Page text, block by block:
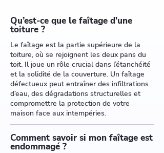
Qu’est-ce que le faîtage d'une
toiture ?
Le faîtage est la partie supérieure de la
toiture, où se rejoignent les deux pans du
toit. Il joue un rôle crucial dans l’étanchéité
et la solidité de la couverture. Un faîtage
défectueux peut entraîner des infiltrations
d’eau, des dégradations structurelles et
compromettre la protection de votre
maison face aux intempéries.
Comment savoir si mon faîtage est
endommagé ?